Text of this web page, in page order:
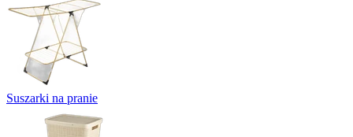
Suszarki na pranie